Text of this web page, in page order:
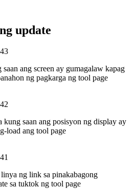
update
ang screen ay gumagalaw kapag
ng pagkarga ng tool page
kung saan ang posisyon ng display ay
load ang tool page
ng link sa pinakabagong
sa tuktok ng tool page